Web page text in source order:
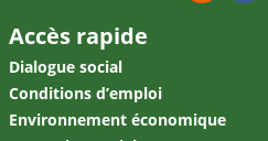
Accès rapide
Dialogue social
Conditions d’emploi
Environnement économique